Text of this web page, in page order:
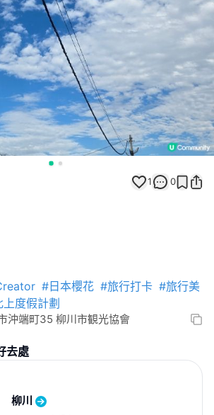
1 0
#日本櫻花 #旅行打卡 #旅行美
度假計劃
沖端町35 柳川市観光協會
去處
柳川